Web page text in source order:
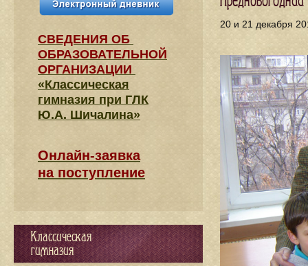
20 и 21 декабря
СВЕДЕНИЯ​ ОБ
ОБРАЗОВАТЕЛЬНОЙ
ОРГАНИЗАЦИИ
«Классическая
гимназия при ГЛК
Ю.А. Шичалина»
Онлайн-заявка
на поступление
Классическая
гимназия